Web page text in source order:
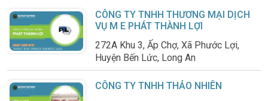
CÔNG TY TNHH THƯƠNG MẠI DỊCH
VỤ M E PHÁT THÀNH LỢI
272A Khu 3, Ấp Chợ, Xã Phước Lợi,
Huyện Bến Lức, Long An
CÔNG TY TNHH THẢO NHIÊN